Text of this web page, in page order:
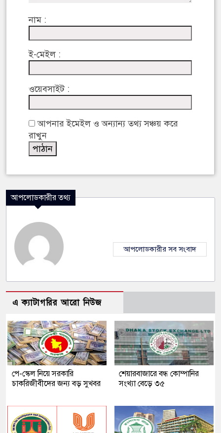
নাম :
ই-মেইল :
ওয়েবসাইট :
আপনার ইমেইল ও অন্যান্য তথ্য সঞ্চয় করে
রাখুন
আপলোডকারীর তথ্য
আপলোডকারীর সব সংবাদ
এ ক্যাটাগরির আরো নিউজ
পে-স্কেল নিয়ে সরকারি
চাকরিজীবীদের জন্য বড় সুখবর
শেয়ারবাজারে বন্ধ কোম্পানির
সংখ্যা বেড়ে ৩৫